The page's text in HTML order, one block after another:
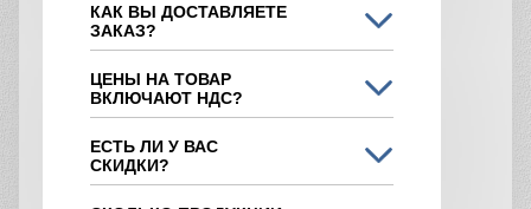
КАК ВЫ ДОСТАВЛЯЕТЕ
ЗАКАЗ?
ЦЕНЫ НА ТОВАР
ВКЛЮЧАЮТ НДС?
ЕСТЬ ЛИ У ВАС
СКИДКИ?